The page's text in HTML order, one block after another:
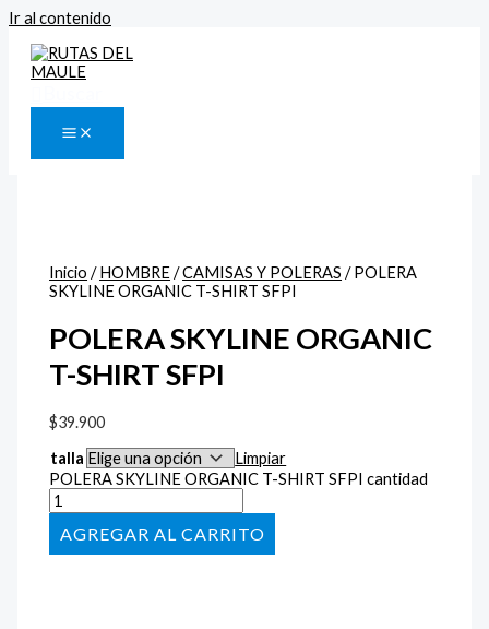
Ir al contenido
Inicio /HOMBRE/CAMISAS Y POLERAS / POLERA
SKYLINE ORGANIC T-SHIRT SFPI
POLERA SKYLINE ORGANIC
T-SHIRT SFPI
$39.900
talla
Limpiar
POLERA SKYLINE ORGANIC T-SHIRT SFPI cantidad
AÑADIR AL CARRITO